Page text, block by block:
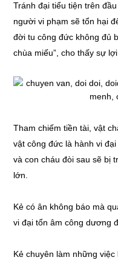
Tránh đại tiểu tiện trên
người vi phạm sẽ tổn hại
đời tu công đức không đủ
chùa miếu”, cho thấy sự
Tham chiếm tiền tài, vật
vật công đức là hành vi
và con cháu đòi sau sẽ bị
lớn.
Kẻ có ân không báo mà
vi đại tổn âm công dương
Kẻ chuyên làm những